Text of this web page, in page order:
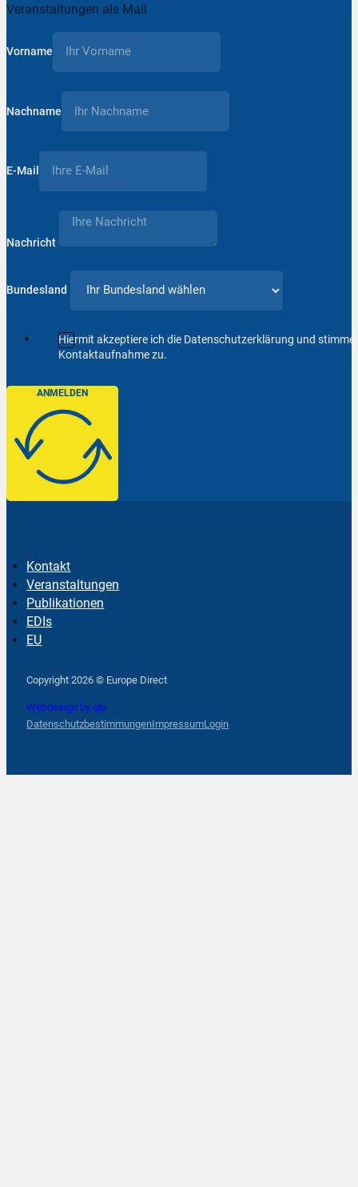
Veranstaltungen als Mail
Vorname
Nachname
E-Mail
Nachricht
Bundesland
Hiermit akzeptiere ich die Datenschutzerklärung und
Kontaktaufnahme zu.
ANMELDEN
Kontakt
Veranstaltungen
Publikationen
EDIs
EU
Copyright 2026 © Europe Direct
Webdesign by qlp
DatenschutzbestimmungenImpressumLogin